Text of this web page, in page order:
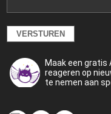
Maak een gratis
reageren op
te nemen aan